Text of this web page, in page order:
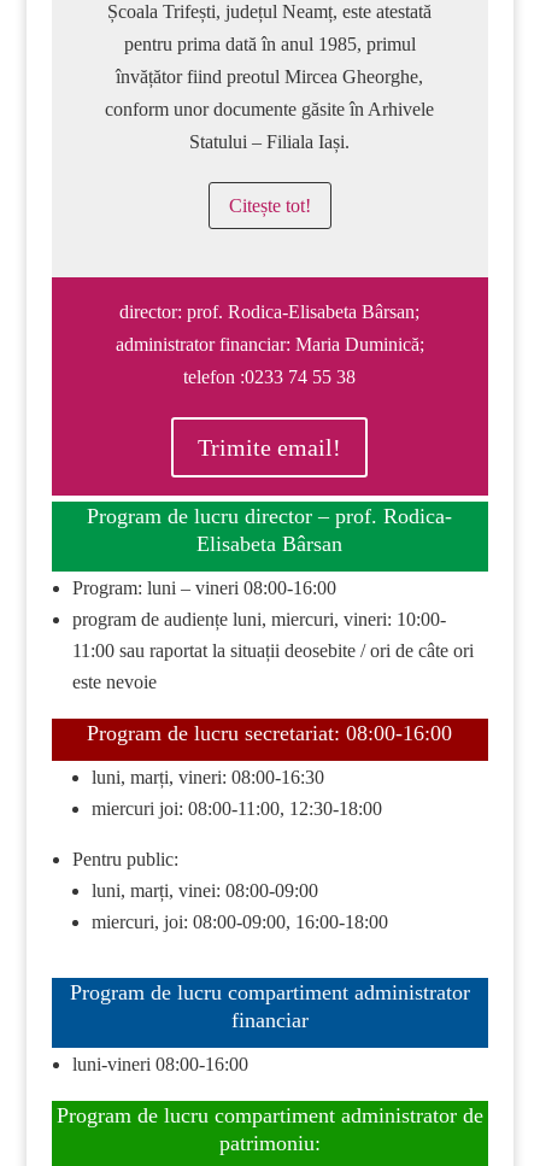
Școala Trifești, județul Neamț, este atestată
pentru prima dată în anul 1985, primul
învățător fiind preotul Mircea Gheorghe,
conform unor documente găsite în Arhivele
Statului – Filiala Iași.
Citește tot!
director: prof. Rodica-Elisabeta Bârsan;
administrator financiar: Maria Duminică;
telefon :0233 74 55 38
Trimite email!
Program de lucru director – prof. Rodica-
Elisabeta Bârsan
Program: luni – vineri 08:00-16:00
program de audiențe luni, miercuri, vineri: 10:00-
11:00 sau raportat la situații deosebite / ori de câte ori
este nevoie
Program de lucru secretariat: 08:00-16:00
luni, marți, vineri: 08:00-16:30
miercuri joi: 08:00-11:00, 12:30-18:00
Pentru public:
luni, marți, vinei: 08:00-09:00
miercuri, joi: 08:00-09:00, 16:00-18:00
Program de lucru compartiment administrator
financiar
luni-vineri 08:00-16:00
Program de lucru compartiment administrator de
patrimoniu: